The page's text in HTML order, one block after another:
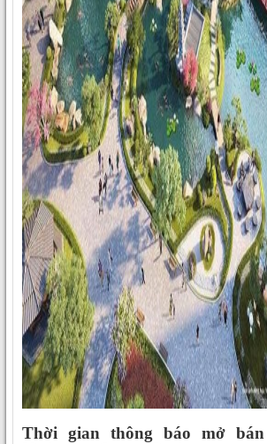
Thời gian thông báo mở bán